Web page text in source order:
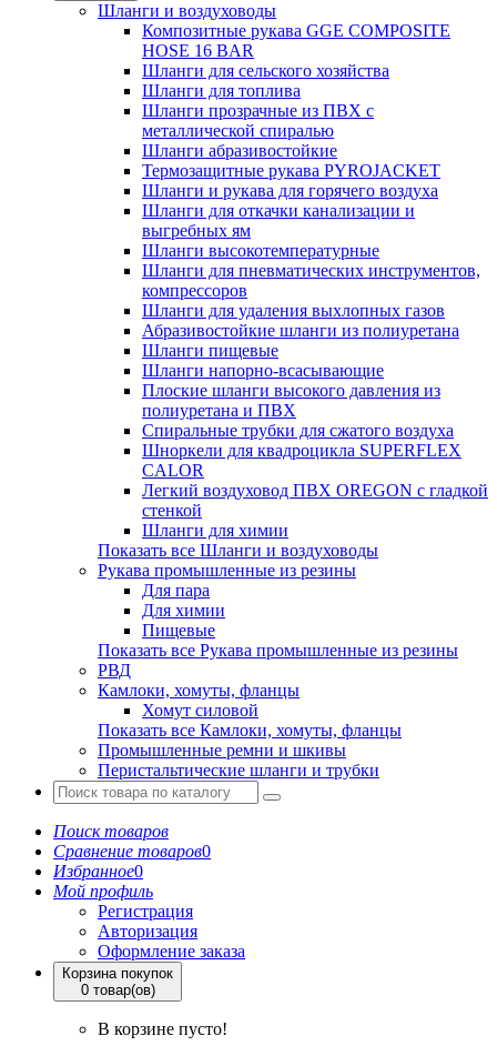
Шланги и воздуховоды
Композитные рукава GGE COMPOSITE
HOSE 16 BAR
Шланги для сельского хозяйства
Шланги для топлива
Шланги прозрачные из ПВХ с
металлической спиралью
Шланги абразивостойкие
Термозащитные рукава PYROJACKET
Шланги и рукава для горячего воздуха
Шланги для откачки канализации и
выгребных ям
Шланги высокотемпературные
Шланги для пневматических инструментов,
компрессоров
Шланги для удаления выхлопных газов
Абразивостойкие шланги из полиуретана
Шланги пищевые
Шланги напорно-всасывающие
Плоские шланги высокого давления из
полиуретана и ПВХ
Спиральные трубки для сжатого воздуха
Шноркели для квадроцикла SUPERFLEX
CALOR
Легкий воздуховод ПВХ OREGON с гладкой
стенкой
Шланги для химии
Показать все Шланги и воздуховоды
Рукава промышленные из резины
Для пара
Для химии
Пищевые
Показать все Рукава промышленные из резины
РВД
Камлоки, хомуты, фланцы
Хомут силовой
Показать все Камлоки, хомуты, фланцы
Промышленные ремни и шкивы
Перистальтические шланги и трубки
Поиск товаров
Сравнение товаров0
Избранное0
Мой профиль
Регистрация
Авторизация
Оформление заказа
Корзина покупок
0 товар(ов)
В корзине пусто!